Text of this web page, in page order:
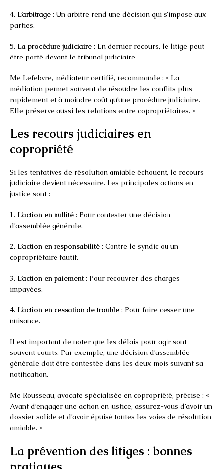
4. L’arbitrage : Un arbitre rend une décision qui s’impose aux
parties.
5. La procédure judiciaire : En dernier recours, le litige peut
être porté devant le tribunal judiciaire.
Me Lefebvre, médiateur certifié, recommande : « La
médiation permet souvent de résoudre les conflits plus
rapidement et à moindre coût qu’une procédure judiciaire.
Elle préserve aussi les relations entre copropriétaires. »
Les recours judiciaires en
copropriété
Si les tentatives de résolution amiable échouent, le recours
judiciaire devient nécessaire. Les principales actions en
justice sont :
1. L’action en nullité : Pour contester une décision
d’assemblée générale.
2. L’action en responsabilité : Contre le syndic ou un
copropriétaire fautif.
3. L’action en paiement: Pour recouvrer des charges
impayées.
4. L’action en cessation de trouble : Pour faire cesser une
nuisance.
Il est important de noter que les délais pour agir sont
souvent courts. Par exemple, une décision d’assemblée
générale doit être contestée dans les deux mois suivant sa
notification.
Me Rousseau, avocate spécialisée en copropriété, précise : «
Avant d’engager une action en justice, assurez-vous d’avoir un
dossier solide et d’avoir épuisé toutes les voies de résolution
amiable. »
La prévention des litiges : bonnes